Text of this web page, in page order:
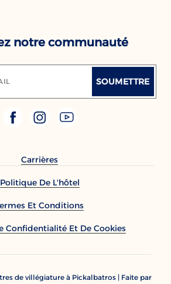
notre communauté
SOUMETTRE
Carrières
Politique De L'hôtel
Et Conditions
Confidentialité Et De Cookies
de villégiature à Pickalbatros | Faite par